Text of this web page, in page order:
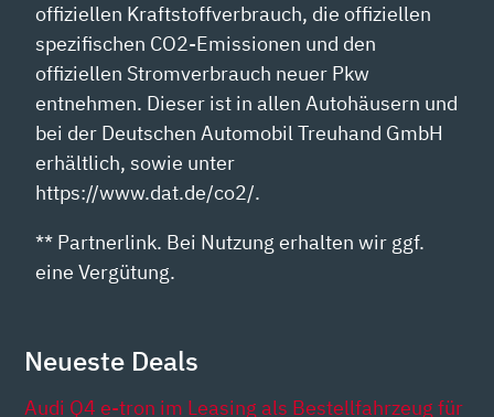
offiziellen Kraftstoffverbrauch, die offiziellen
spezifischen CO2-Emissionen und den
offiziellen Stromverbrauch neuer Pkw
entnehmen. Dieser ist in allen Autohäusern und
bei der Deutschen Automobil Treuhand GmbH
erhältlich, sowie unter
https://www.dat.de/co2/.
** Partnerlink. Bei Nutzung erhalten wir ggf.
eine Vergütung.
Neueste Deals
Audi Q4 e-tron im Leasing als Bestellfahrzeug für